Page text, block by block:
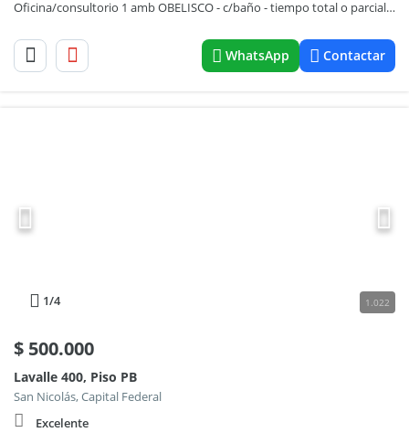
Oficina/consultorio 1 amb OBELISCO - c/baño - tiempo total o parcial (consultar)
WhatsApp Contactar
1/4 1.022
$ 500.000
Lavalle 400, Piso PB
San Nicolás, Capital Federal
Excelente